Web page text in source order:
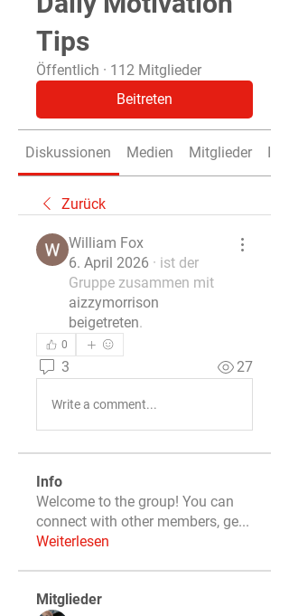
Tips
Öffentlich · 112 Mitglieder
Beitreten
Diskussionen Medien Mitglieder Info
Zurück
William Fox
6. April 2026 · ist der
Gruppe zusammen mit
aizzymorrison
beigetreten.
0
3 27
Write a comment...
Info
Welcome to the group! You can
connect with other members, ge...
Weiterlesen
Mitglieder